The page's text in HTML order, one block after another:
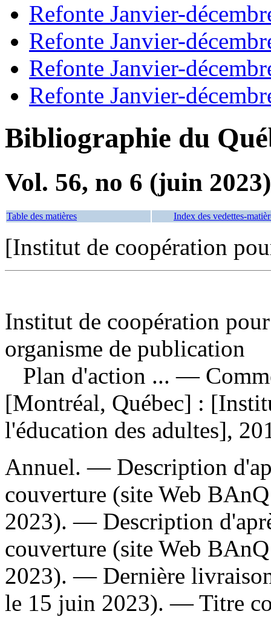
Refonte Janvier-
Refonte Janvier-
Refonte Janvier-
Refonte Janvier-
Bibliographie du
Vol. 56, no 6 (juin 2023)
Table des matières Index des vedettes-
[Institut de coopération
Institut de coopération
organisme de publication
Plan d'action ... —
[Montréal, Québec] :
l'éducation des adultes],
Annuel. — Description
couverture (site Web
2023). — Description
couverture (site Web
2023). — Dernière
le 15 juin 2023). —Titre